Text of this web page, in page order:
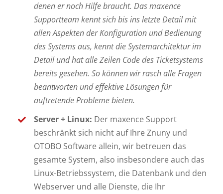
denen er noch Hilfe braucht. Das maxence
Supportteam kennt sich bis ins letzte Detail mit
allen Aspekten der Konfiguration und Bedienung
des Systems aus, kennt die Systemarchitektur im
Detail und hat alle Zeilen Code des Ticketsystems
bereits gesehen. So können wir rasch alle Fragen
beantworten und effektive Lösungen für
auftretende Probleme bieten.
Server + Linux: Der maxence Support
beschränkt sich nicht auf Ihre Znuny und
OTOBO Software allein, wir betreuen das
gesamte System, also insbesondere auch das
Linux-Betriebssystem, die Datenbank und den
Webserver und alle Dienste, die Ihr